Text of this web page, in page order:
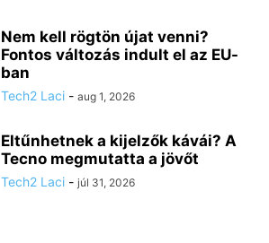
Nem kell rögtön újat venni?
Fontos változás indult el az EU-
ban
Tech2 Laci - aug 1, 2026
Eltűnhetnek a kijelzők kávái? A
Tecno megmutatta a jövőt
Tech2 Laci - júl 31, 2026